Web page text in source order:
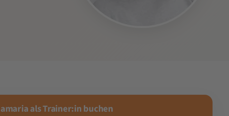
als Trainer:in buchen